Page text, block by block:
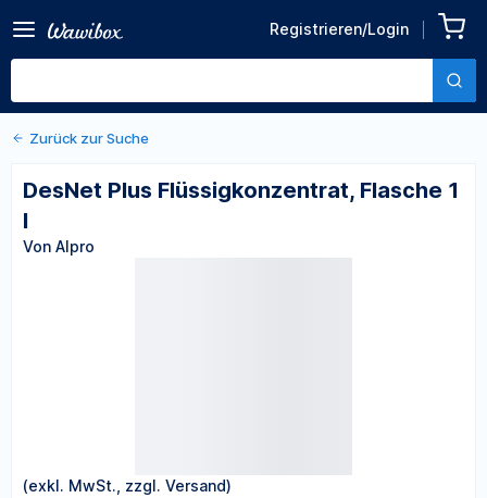
Registrieren/Login
Flüssigkonzentrat, Flasche
1 l
Von Alpro
Zurück zu den Produktdetails
Zurück zur Suche
DesNet Plus Flüssigkonzentrat, Flasche 1
l
Von Alpro
(exkl. MwSt., zzgl. Versand)